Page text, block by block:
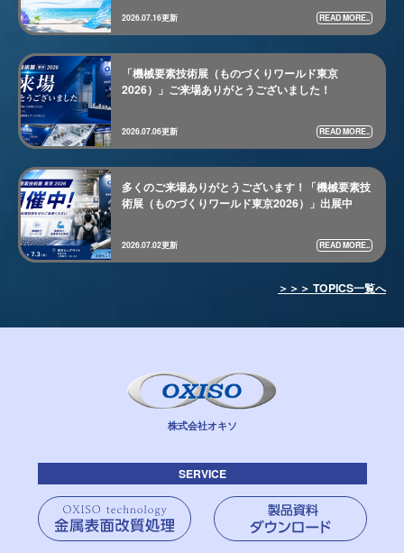
2026.07.16更新 READ MORE..
「機械要素技術展（ものづくりワールド東京
2026）」ご来場ありがとうございました！
2026.07.06更新 READ MORE..
多くのご来場ありがとうございます！「機械要素技
術展（ものづくりワールド東京2026）」出展中
2026.07.02更新 READ MORE..
＞＞＞ TOPICS一覧へ
株式会社オキソ
SERVICE